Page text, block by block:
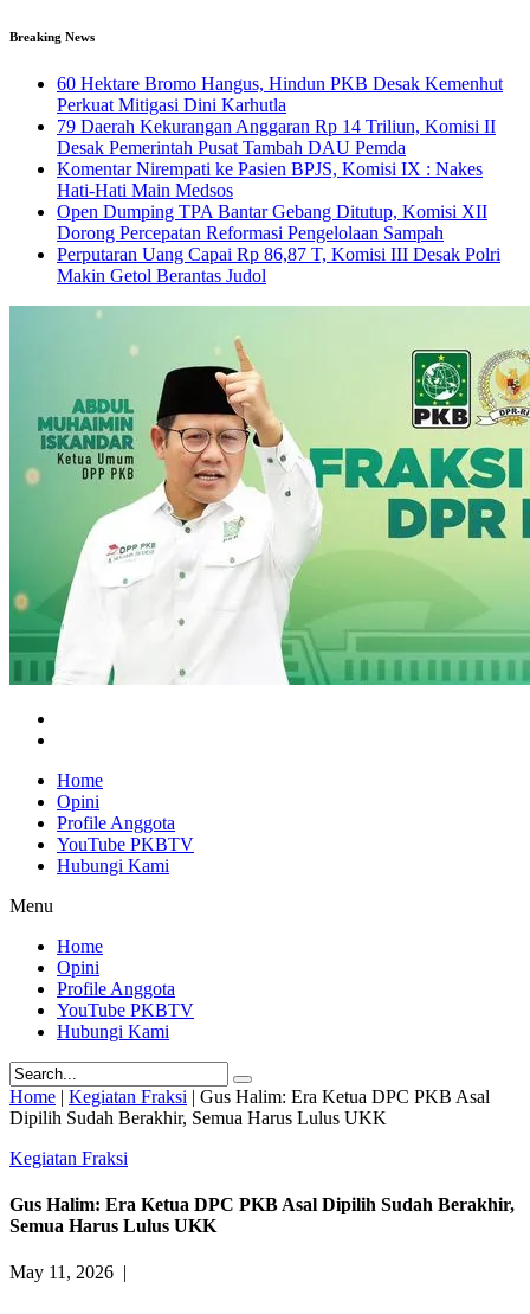
Breaking News
60 Hektare Bromo Hangus, Hindun PKB Desak Kemenhut
Perkuat Mitigasi Dini Karhutla
79 Daerah Kekurangan Anggaran Rp 14 Triliun, Komisi II
Desak Pemerintah Pusat Tambah DAU Pemda
Komentar Nirempati ke Pasien BPJS, Komisi IX : Nakes
Hati-Hati Main Medsos
Open Dumping TPA Bantar Gebang Ditutup, Komisi XII
Dorong Percepatan Reformasi Pengelolaan Sampah
Perputaran Uang Capai Rp 86,87 T, Komisi III Desak Polri
Makin Getol Berantas Judol
Home
Opini
Profile Anggota
YouTube PKBTV
Hubungi Kami
Menu
Home
Opini
Profile Anggota
YouTube PKBTV
Hubungi Kami
Home | Kegiatan Fraksi | Gus Halim: Era Ketua DPC PKB Asal
Dipilih Sudah Berakhir, Semua Harus Lulus UKK
Kegiatan Fraksi
Gus Halim: Era Ketua DPC PKB Asal Dipilih Sudah Berakhir,
Semua Harus Lulus UKK
May 11, 2026